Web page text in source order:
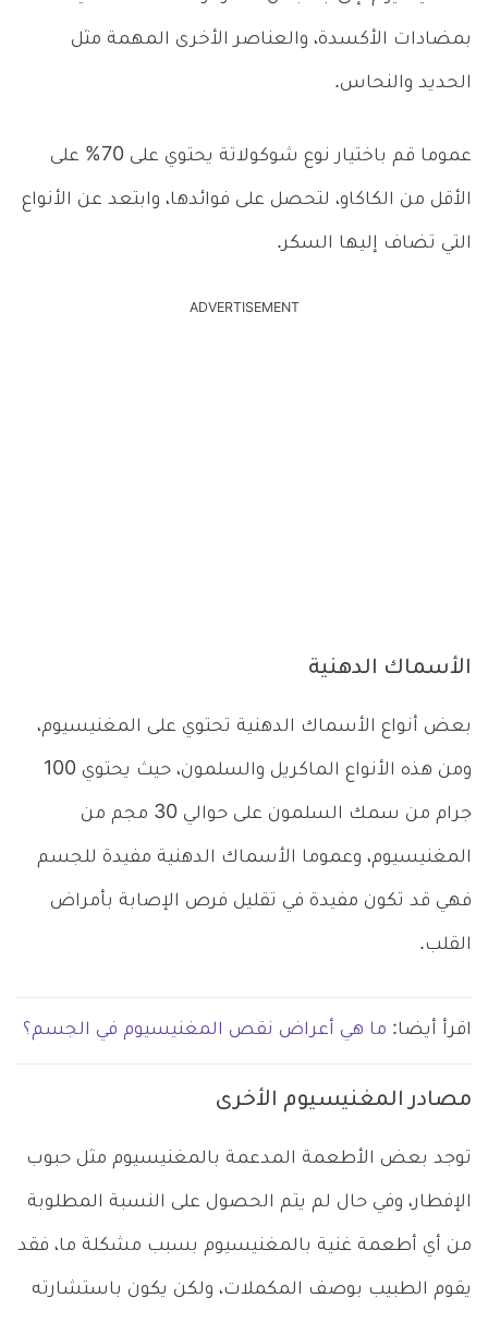
بمضادات الأكسدة، والعناصر الأخرى المهمة مثل
الحديد والنحاس.
عموما قم باختيار نوع شوكولاتة يحتوي على 70% على
الأقل من الكاكاو، لتحصل على فوائدها، وابتعد عن الأنواع
التي تضاف إليها السكر.
ADVERTISEMENT
الأسماك الدهنية
بعض أنواع الأسماك الدهنية تحتوي على المغنيسيوم،
ومن هذه الأنواع الماكريل والسلمون، حيث يحتوي 100
جرام من سمك السلمون على حوالي 30 مجم من
المغنيسيوم، وعموما الأسماك الدهنية مفيدة للجسم
فهي قد تكون مفيدة في تقليل فرص الإصابة بأمراض
القلب.
اقرأ أيضا: ما هي أعراض نقص المغنيسيوم في الجسم؟
مصادر المغنيسيوم الأخرى
توجد بعض الأطعمة المدعمة بالمغنيسيوم مثل حبوب
الإفطار، وفي حال لم يتم الحصول على النسبة المطلوبة
من أي أطعمة غنية بالمغنيسيوم بسبب مشكلة ما، فقد
يقوم الطبيب بوصف المكملات، ولكن يكون باستشارته